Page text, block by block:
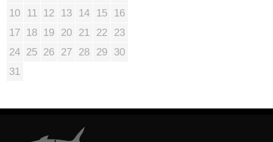
10
11 12 13 14 15
16
17 18 19 20 21 22
23
24 25 26 27 28 29
30
31